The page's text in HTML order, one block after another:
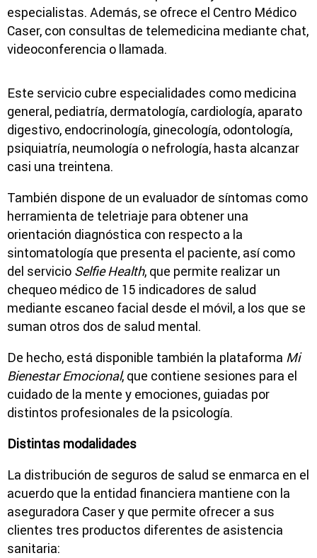
especialistas. Además, se ofrece el Centro Médico
Caser, con consultas de telemedicina mediante chat,
videoconferencia o llamada.
Este servicio cubre especialidades como medicina
general, pediatría, dermatología, cardiología, aparato
digestivo, endocrinología, ginecología, odontología,
psiquiatría, neumología o nefrología, hasta alcanzar
casi una treintena.
También dispone de un evaluador de síntomas como
herramienta de teletriaje para obtener una
orientación diagnóstica con respecto a la
sintomatología que presenta el paciente, así como
del servicio Selfie Health, que permite realizar un
chequeo médico de 15 indicadores de salud
mediante escaneo facial desde el móvil, a los que se
suman otros dos de salud mental.
De hecho, está disponible también la plataforma Mi
Bienestar Emocional, que contiene sesiones para el
cuidado de la mente y emociones, guiadas por
distintos profesionales de la psicología.
Distintas modalidades
La distribución de seguros de salud se enmarca en el
acuerdo que la entidad financiera mantiene con la
aseguradora Caser y que permite ofrecer a sus
clientes tres productos diferentes de asistencia
sanitaria: